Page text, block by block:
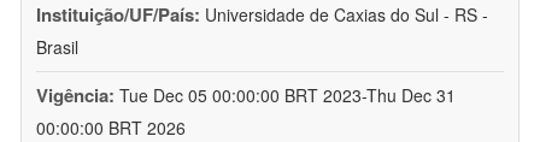
Instituição/UF/País: Universidade de Caxias do Sul - RS -
Brasil
Vigência: Tue Dec 05 00:00:00 BRT 2023-Thu Dec 31
00:00:00 BRT 2026